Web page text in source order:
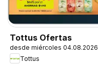
Tottus Ofertas
desde miércoles 04.08.2026
Tottus